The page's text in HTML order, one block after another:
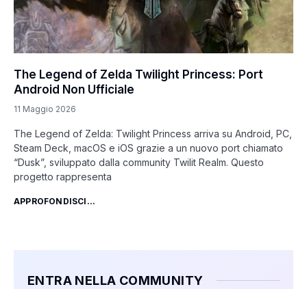
The Legend of Zelda Twilight Princess: Port
Android Non Ufficiale
11 Maggio 2026
The Legend of Zelda: Twilight Princess arriva su Android, PC,
Steam Deck, macOS e iOS grazie a un nuovo port chiamato
“Dusk”, sviluppato dalla community Twilit Realm. Questo
progetto rappresenta
APPROFONDISCI...
ENTRA NELLA COMMUNITY